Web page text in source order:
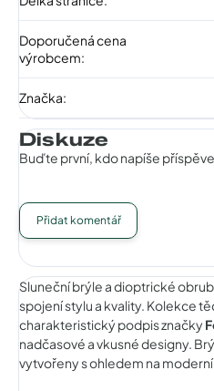
Doporučená cena
výrobcem:
Značka:
Diskuze
Buďte první, kdo napíše
Přidat komentář
Sluneční brýle a dioptrické
spojení stylu a kvality. Kolekce
charakteristický podpis značky
nadčasové a vkusné designy.
vytvořeny s ohledem na